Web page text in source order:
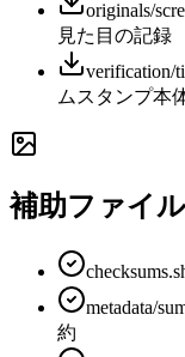
originals/
見た目の記録
verification/
ムスタンプ本
補助ファイ
metadata/
約